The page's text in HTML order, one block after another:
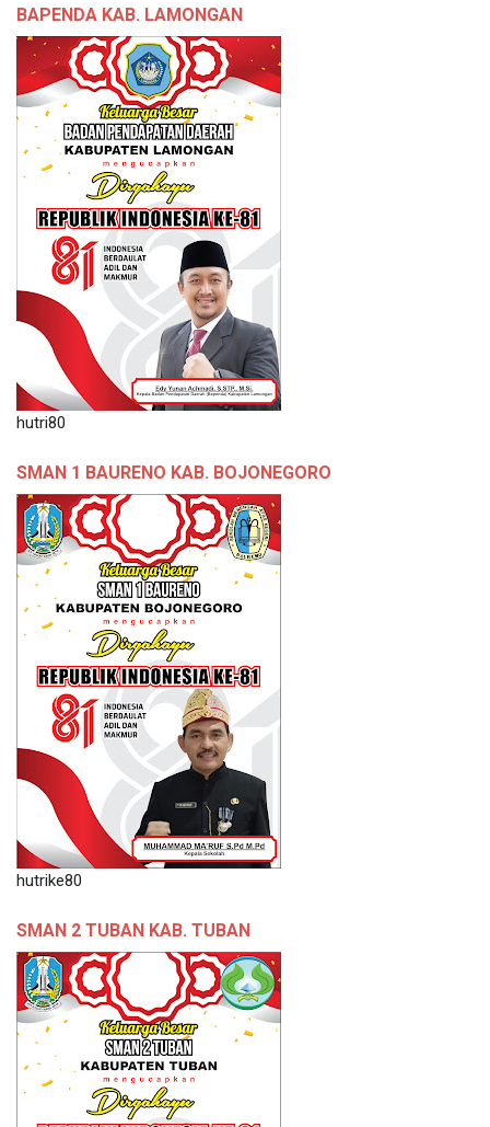
BAPENDA KAB. LAMONGAN
hutri80
SMAN 1 BAURENO KAB. BOJONEGORO
hutrike80
SMAN 2 TUBAN KAB. TUBAN